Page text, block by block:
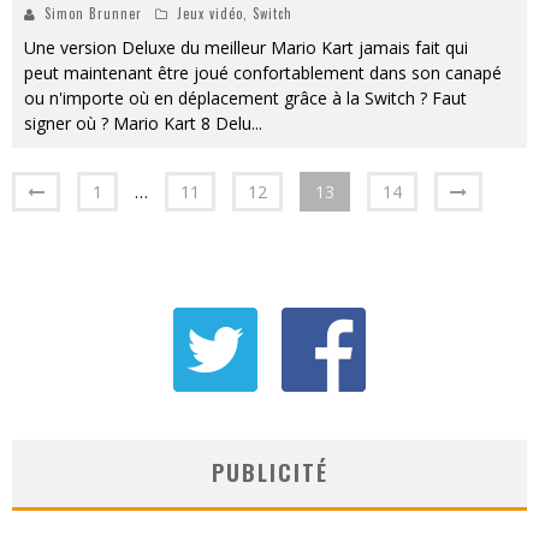
Simon Brunner Jeux vidéo, Switch
Une version Deluxe du meilleur Mario Kart jamais fait qui
peut maintenant être joué confortablement dans son canapé
ou n'importe où en déplacement grâce à la Switch ? Faut
signer où ? Mario Kart 8 Delu...
1 … 11 12 13 14
PUBLICITÉ